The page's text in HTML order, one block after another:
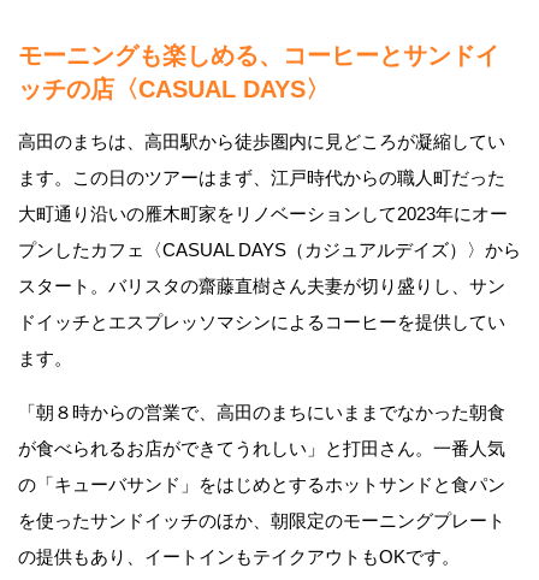
モーニングも楽しめる、
コーヒーとサンドイ
ッチの店〈CASUAL DAYS〉
高田のまちは、高田駅から徒歩圏内に見どころが凝縮してい
ます。この日のツアーはまず、江戸時代からの職人町だった
大町通り沿いの雁木町家をリノベーションして2023年にオー
プンしたカフェ〈CASUAL DAYS（カジュアルデイズ）〉から
スタート。バリスタの齋藤直樹さん夫妻が切り盛りし、サン
ドイッチとエスプレッソマシンによるコーヒーを提供してい
ます。
「朝８時からの営業で、高田のまちにいままでなかった朝食
が食べられるお店ができてうれしい」と打田さん。一番人気
の「キューバサンド」をはじめとするホットサンドと食パン
を使ったサンドイッチのほか、朝限定のモーニングプレート
の提供もあり、イートインもテイクアウトもOKです。